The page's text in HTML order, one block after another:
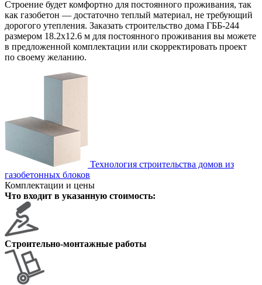
Строение будет комфортно для постоянного проживания, так
как газобетон — достаточно теплый материал, не требующий
дорогого утепления. Заказать строительство дома ГББ-244
размером 18.2х12.6 м для постоянного проживания вы можете
в предложенной комплектации или скорректировать проект
по своему желанию.
Технология строительства домов из
газобетонных блоков
Комплектации и цены
Что входит в указанную стоимость:
Строительно-монтажные работы